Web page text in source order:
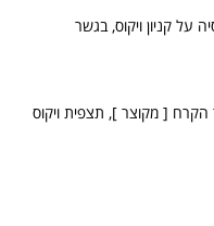
על קניון ויקוס, בגשר
הקרח [ מקוצר ], תצפית ויקוס